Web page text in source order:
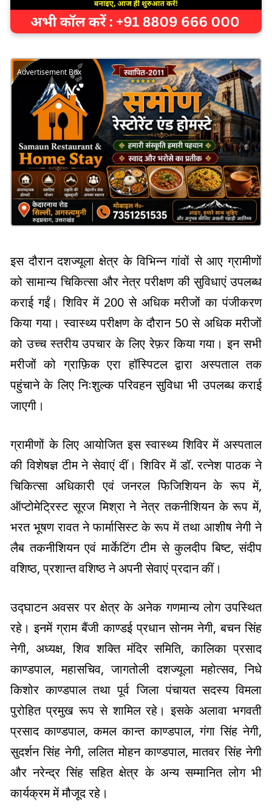
Advertisement Box
इस दौरान दशज्यूला क्षेत्र के विभिन्न गांवों से आए ग्रामीणों
को सामान्य चिकित्सा और नेत्र परीक्षण की सुविधाएं उपलब्ध
कराई गईं। शिविर में 200 से अधिक मरीजों का पंजीकरण
किया गया। स्वास्थ्य परीक्षण के दौरान 50 से अधिक मरीजों
को उच्च स्तरीय उपचार के लिए रेफ़र किया गया। इन सभी
मरीजों को ग्राफ़िक एरा हॉस्पिटल द्वारा अस्पताल तक
पहुंचाने के लिए निःशुल्क परिवहन सुविधा भी उपलब्ध कराई
जाएगी।
ग्रामीणों के लिए आयोजित इस स्वास्थ्य शिविर में अस्पताल
की विशेषज्ञ टीम ने सेवाएं दीं। शिविर में डॉ. रत्नेश पाठक ने
चिकित्सा अधिकारी एवं जनरल फिजिशियन के रूप में,
ऑप्टोमेट्रिस्ट सूरज मिश्रा ने नेत्र तकनीशियन के रूप में,
भरत भूषण रावत ने फार्मासिस्ट के रूप में तथा आशीष नेगी ने
लैब तकनीशियन एवं मार्केटिंग टीम से कुलदीप बिष्ट, संदीप
वशिष्ठ, प्रशान्त वशिष्ठ ने अपनी सेवाएं प्रदान कीं।
उद्घाटन अवसर पर क्षेत्र के अनेक गणमान्य लोग उपस्थित
रहे। इनमें ग्राम बैंजी काण्डई प्रधान सोनम नेगी, बचन सिंह
नेगी, अध्यक्ष, शिव शक्ति मंदिर समिति, कालिका प्रसाद
काण्डपाल, महासचिव, जागतोली दशज्यूला महोत्सव, निधे
किशोर काण्डपाल तथा पूर्व जिला पंचायत सदस्य विमला
पुरोहित प्रमुख रूप से शामिल रहे। इसके अलावा भगवती
प्रसाद काण्डपाल, कमल कान्त काण्डपाल, गंगा सिंह नेगी,
सुदर्शन सिंह नेगी, ललित मोहन काण्डपाल, मातवर सिंह नेगी
और नरेन्द्र सिंह सहित क्षेत्र के अन्य सम्मानित लोग भी
कार्यक्रम में मौजूद रहे।